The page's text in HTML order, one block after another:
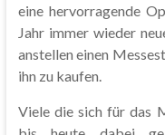
eine hervorragende
Jahr immer wieder
anstellen einen
ihn zu kaufen.
Viele die sich für das